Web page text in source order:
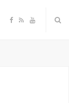
F R Y